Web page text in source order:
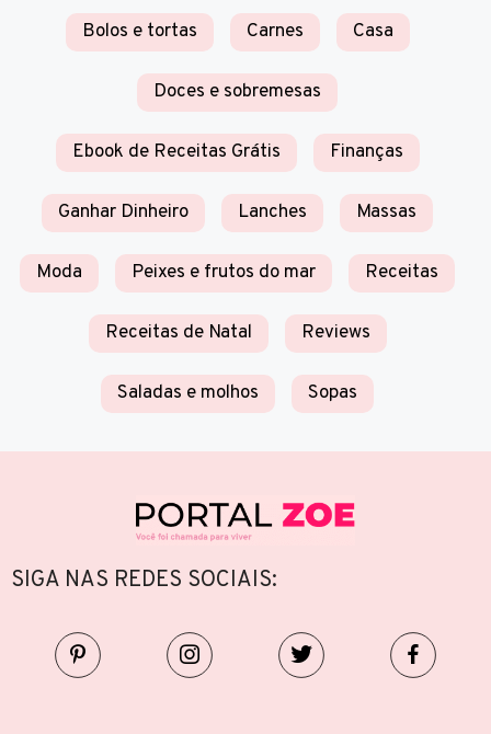
Bolos e tortas Carnes Casa
Doces e sobremesas
Ebook de Receitas Grátis Finanças
Ganhar Dinheiro Lanches Massas
Moda Peixes e frutos do mar Receitas
Receitas de Natal Reviews
Saladas e molhos Sopas
SIGA NAS REDES SOCIAIS: